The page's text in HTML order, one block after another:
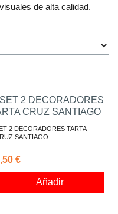
de alta calidad.
2 DECORADORES TARTA
SANTIAGO
€
Añadir